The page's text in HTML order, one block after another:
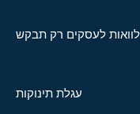
לעסקים רק תבקש
עגלת תינוקות